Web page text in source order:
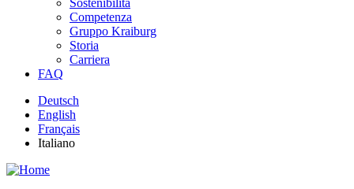
Sostenibilità
Competenza
Gruppo Kraiburg
Storia
Carriera
FAQ
Deutsch
English
Français
Italiano